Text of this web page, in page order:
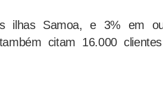
ilhas Samoa, e 3% em
citam 16.000